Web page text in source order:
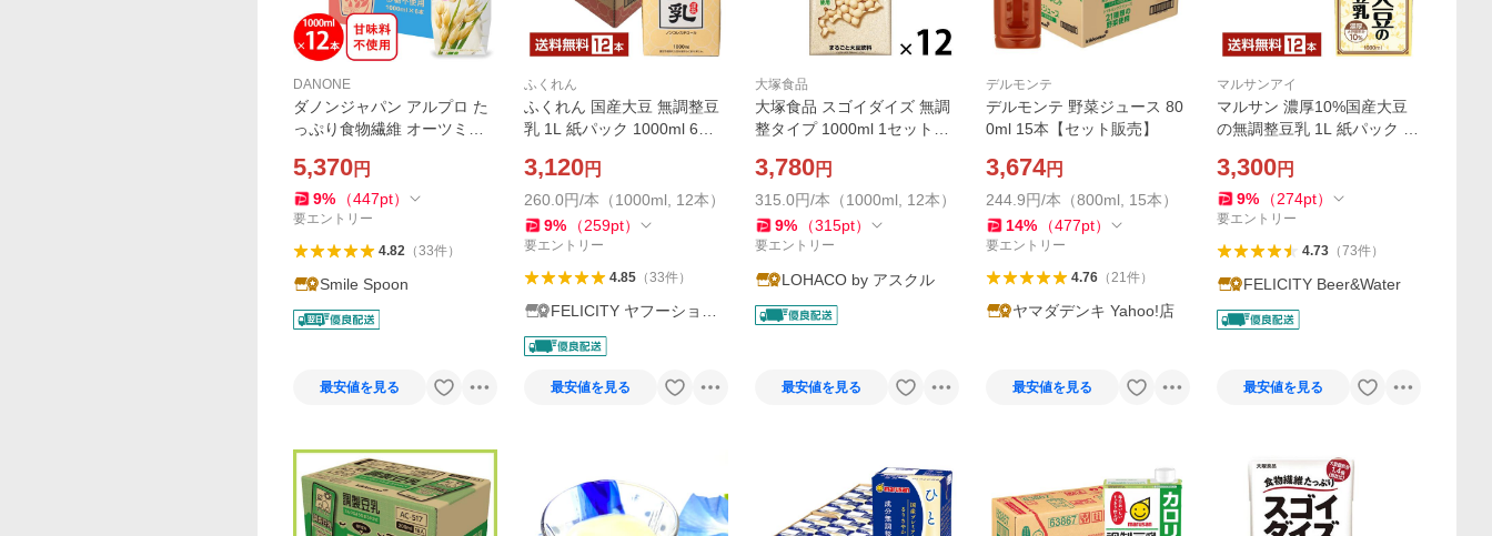
DANONE
ダノンジャパン アルプロ た
っぷり食物繊維 オーツミル
5,370円
9% （447pt）
要エントリー
4.82（33件）
Smile Spoon
最安値を見る
ふくれん
ふくれん 国産大豆 無調整豆
乳 1L 紙パック 1000ml 6本×
3,120円
260.0円/本（1000ml, 12本）
9% （259pt）
要エントリー
4.85（33件）
FELICITY ヤフーショッ
プ
最安値を見る
大塚食品
大塚食品 スゴイダイズ 無調
整タイプ 1000ml 1セット（1
3,780円
315.0円/本（1000ml, 12本）
9% （315pt）
要エントリー
LOHACO by アスクル
最安値を見る
デルモンテ
デルモンテ 野菜ジュース 80
0ml 15本【セット販売】
3,674円
244.9円/本（800ml, 15本）
14% （477pt）
要エントリー
4.76（21件）
ヤマダデンキ Yahoo!店
最安値を見る
マルサンアイ
マルサン 濃厚10%国産大豆
の無調整豆乳 1L 紙パック 10
送料無料
3,300円
9% （274pt）
要エントリー
4.73（73件）
FELICITY Beer&Water
最安値を見る